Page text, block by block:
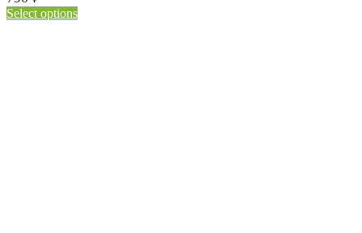
Select options